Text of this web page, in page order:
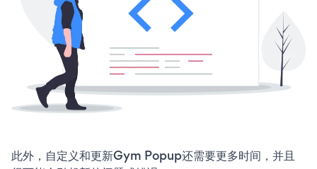
此外，自定义和更新Gym Popup还需要更多时间，并且